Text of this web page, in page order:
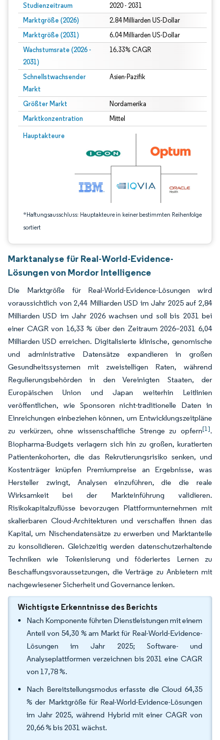
Studienzeitraum 2020 - 2031
Marktgröße (2026) 2.84 Milliarden US-Dollar
Marktgröße (2031) 6.04 Milliarden US-Dollar
Wachstumsrate (2026 -
2031)
16.33% CAGR
Schnellstwachsender
Markt
Asien-Pazifik
Größter Markt Nordamerika
Marktkonzentration Mittel
Hauptakteure
*Haftungsausschluss: Hauptakteure in keiner bestimmten Reihenfolge
sortiert
Bild © Mordor Intelligence. Wiederverwendung erfordert Namensnennung
Marktanalyse für Real-World-Evidence-
Lösungen von Mordor Intelligence
Die Marktgröße für Real-World-Evidence-Lösungen wird
voraussichtlich von 2,44 Milliarden USD im Jahr 2025 auf 2,84
Milliarden USD im Jahr 2026 wachsen und soll bis 2031 bei
einer CAGR von 16,33 % über den Zeitraum 2026–2031 6,04
Milliarden USD erreichen. Digitalisierte klinische, genomische
und administrative Datensätze expandieren in großen
Gesundheitssystemen mit zweistelligen Raten, während
Regulierungsbehörden in den Vereinigten Staaten, der
Europäischen Union und Japan weiterhin Leitlinien
veröffentlichen, wie Sponsoren nicht-traditionelle Daten in
Einreichungen einbeziehen können, um Entwicklungszeitpläne
zu verkürzen, ohne wissenschaftliche Strenge zu opfern[1].
Biopharma-Budgets verlagern sich hin zu großen, kuratierten
Patientenkohorten, die das Rekrutierungsrisiko senken, und
Kostenträger knüpfen Premiumpreise an Ergebnisse, was
Hersteller zwingt, Analysen einzuführen, die die reale
Wirksamkeit bei der Markteinführung validieren.
Risikokapitalzuflüsse bevorzugen Plattformunternehmen mit
skalierbaren Cloud-Architekturen und verschaffen ihnen das
Kapital, um Nischendatensätze zu erwerben und Marktanteile
zu konsolidieren. Gleichzeitig werden datenschutzerhaltende
Techniken wie Tokenisierung und föderiertes Lernen zu
Beschaffungsvoraussetzungen, die Verträge zu Anbietern mit
nachgewiesener Sicherheit und Governance lenken.
Wichtigste Erkenntnisse des Berichts
Nach Komponente führten Dienstleistungen mit einem
Anteil von 54,30 % am Markt für Real-World-Evidence-
Lösungen im Jahr 2025; Software- und
Analyseplattformen verzeichnen bis 2031 eine CAGR
von 17,78 %.
Nach Bereitstellungsmodus erfasste die Cloud 64,35
% der Marktgröße für Real-World-Evidence-Lösungen
im Jahr 2025, während Hybrid mit einer CAGR von
20,66 % bis 2031 wächst.